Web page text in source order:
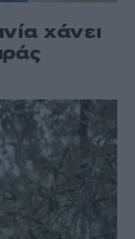
χάνει